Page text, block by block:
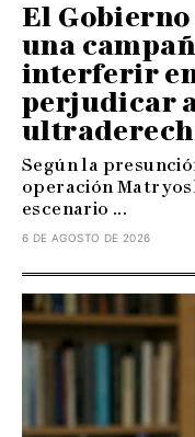
El
una
interferir en
perjudicar
Según la
operación
escenario ...
6 DE AGOSTO DE 2026